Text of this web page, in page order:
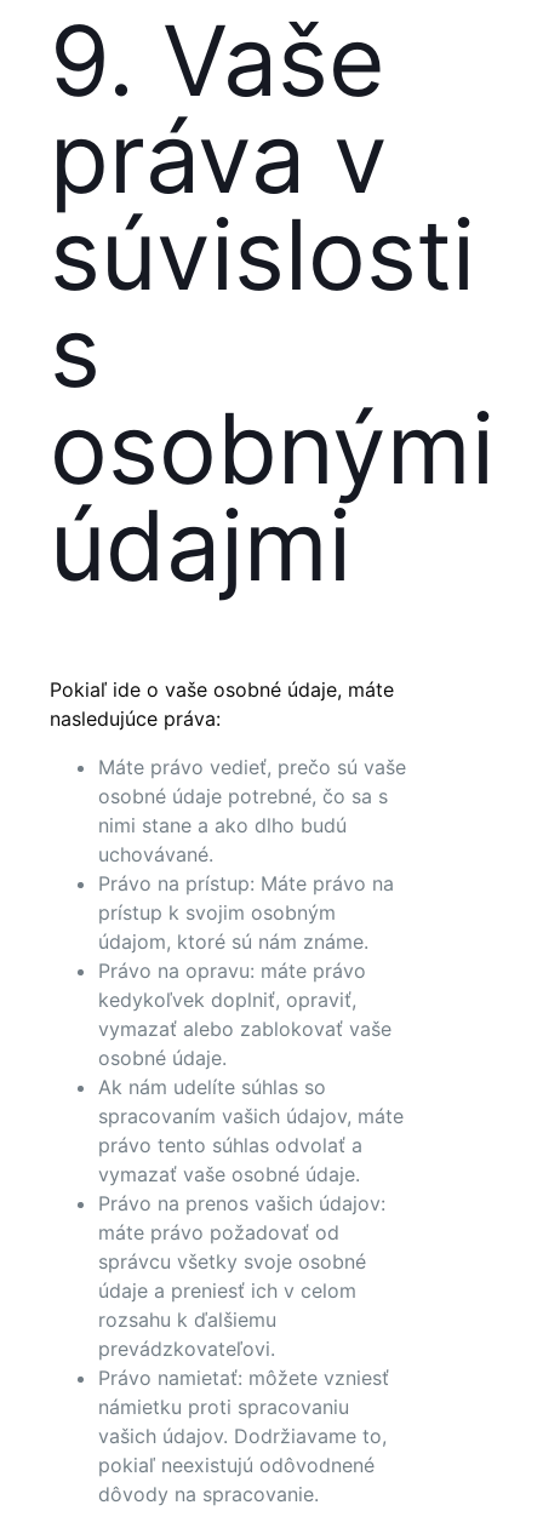
9. Vaše
práva v
súvislosti
s
osobnými
údajmi
Pokiaľ ide o vaše osobné údaje, máte
nasledujúce práva:
Máte právo vedieť, prečo sú vaše
osobné údaje potrebné, čo sa s
nimi stane a ako dlho budú
uchovávané.
Právo na prístup: Máte právo na
prístup k svojim osobným
údajom, ktoré sú nám známe.
Právo na opravu: máte právo
kedykoľvek doplniť, opraviť,
vymazať alebo zablokovať vaše
osobné údaje.
Ak nám udelíte súhlas so
spracovaním vašich údajov, máte
právo tento súhlas odvolať a
vymazať vaše osobné údaje.
Právo na prenos vašich údajov:
máte právo požadovať od
správcu všetky svoje osobné
údaje a preniesť ich v celom
rozsahu k ďalšiemu
prevádzkovateľovi.
Právo namietať: môžete vzniesť
námietku proti spracovaniu
vašich údajov. Dodržiavame to,
pokiaľ neexistujú odôvodnené
dôvody na spracovanie.